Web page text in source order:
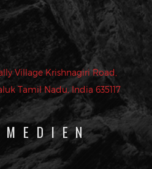
Village Krishnagiri Road,
Tamil Nadu, India 635117